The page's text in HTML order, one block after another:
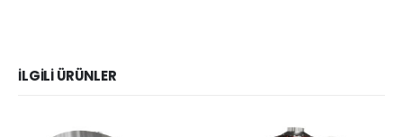
İLGILI ÜRÜNLER